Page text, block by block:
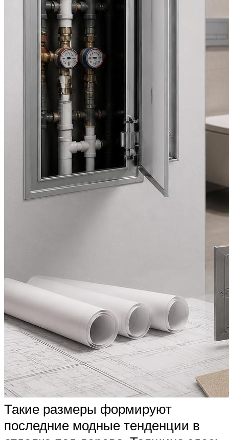
Такие размеры формируют
последние модные тенденции в